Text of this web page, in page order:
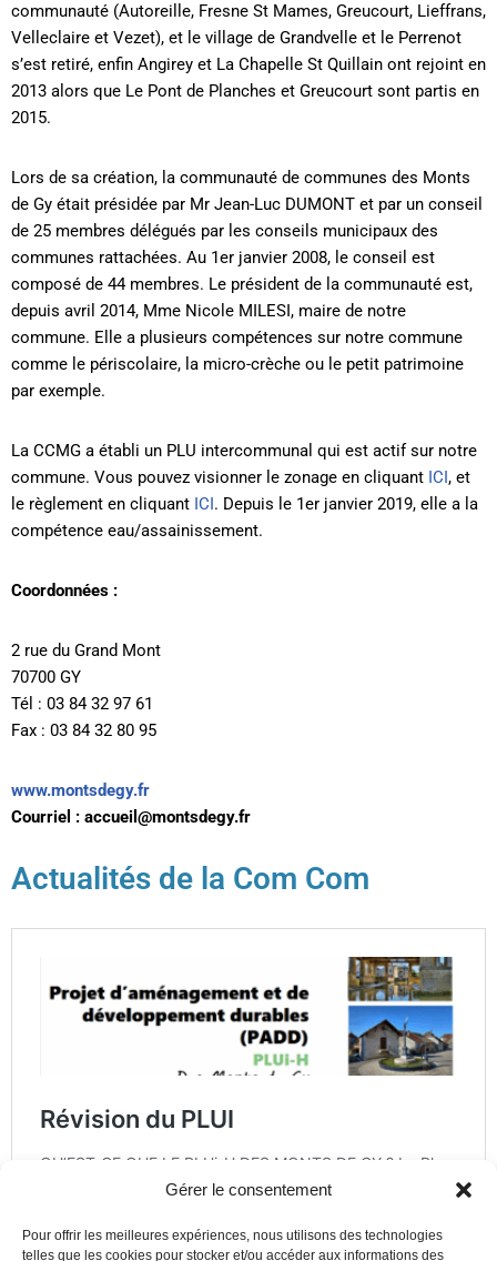
Gérer le consentement
Pour offrir les meilleures expériences, nous utilisons des technologies
telles que les cookies pour stocker et/ou accéder aux informations des
communauté (Autoreille, Fresne St Mames, Greucourt, Lieffrans,
Velleclaire et Vezet), et le village de Grandvelle et le Perrenot
s’est retiré, enfin Angirey et La Chapelle St Quillain ont rejoint en
2013 alors que Le Pont de Planches et Greucourt sont partis en
2015.
Lors de sa création, la communauté de communes des Monts
de Gy était présidée par Mr Jean-Luc DUMONT et par un conseil
de 25 membres délégués par les conseils municipaux des
communes rattachées. Au 1er janvier 2008, le conseil est
composé de 44 membres. Le président de la communauté est,
depuis avril 2014, Mme Nicole MILESI, maire de notre
commune. Elle a plusieurs compétences sur notre commune
comme le périscolaire, la micro-crèche ou le petit patrimoine
par exemple.
La CCMG a établi un PLU intercommunal qui est actif sur notre
commune. Vous pouvez visionner le zonage en cliquant ICI, et
le règlement en cliquant ICI. Depuis le 1er janvier 2019, elle a la
compétence eau/assainissement.
Coordonnées :
2 rue du Grand Mont
70700 GY
Tél : 03 84 32 97 61
Fax : 03 84 32 80 95
www.montsdegy.fr
Courriel : accueil@montsdegy.fr
Actualités de la Com Com